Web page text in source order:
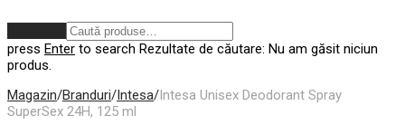
press Enter to search Rezultate de căutare: Nu am găsit niciun
produs.
Magazin/Branduri/Intesa/Intesa Unisex Deodorant Spray
SuperSex 24H, 125 ml